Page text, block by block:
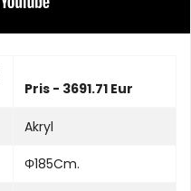
Pris - 3691.71 Eur
Akryl
Φ185Cm.